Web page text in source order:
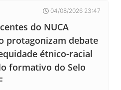
04/08/2026 23:47
do NUCA
protagonizam debate
étnico-racial
formativo do Selo